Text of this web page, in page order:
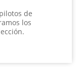
de
los